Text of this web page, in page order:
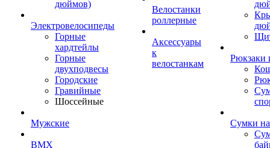
дюймов)
Электровелосипеды
Горные
хардтейлы
Горные
двухподвесы
Городские
Гравийные
Шоссейные
Мужские
BMX
Велостанки
роллерные
Аксессуары
к
велостанкам
Рюкзаки
Сумки